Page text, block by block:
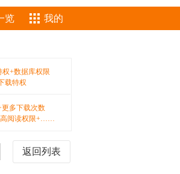
览 我的
+数据库权限
载特权
多下载次数
高阅读权限+……
返回列表